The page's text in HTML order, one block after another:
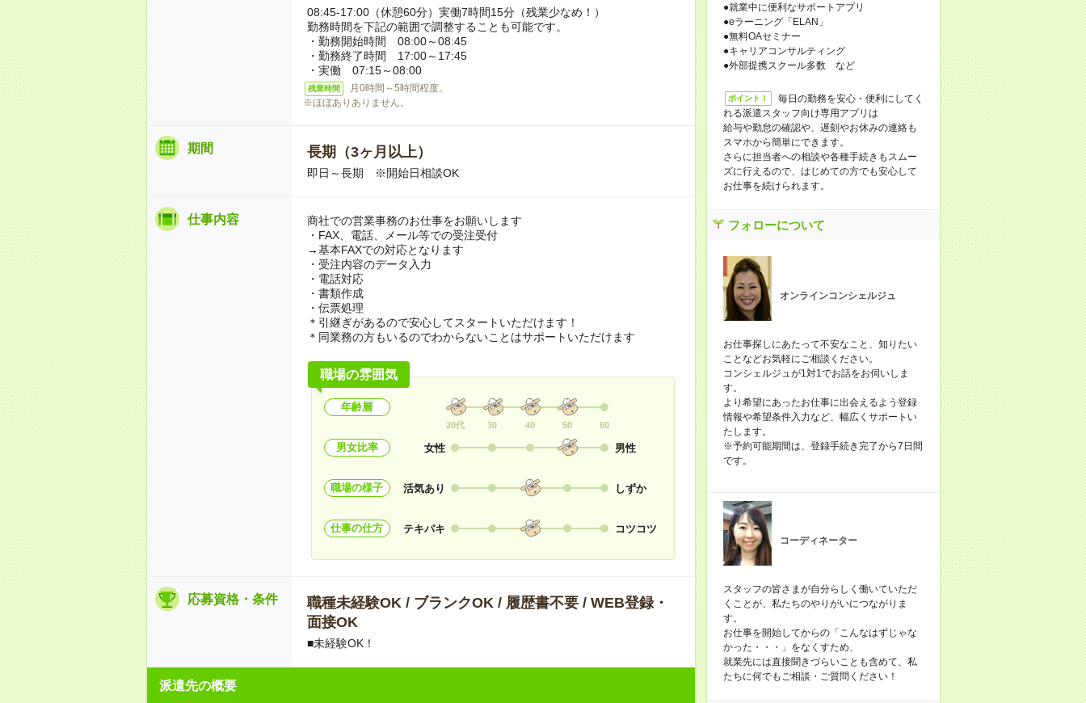
08:45-17:00（休憩60分）実働7時間15分（残業少なめ！）
勤務時間を下記の範囲で調整することも可能です。
・勤務開始時間 08:00～08:45
・勤務終了時間 17:00～17:45
・実働 07:15～08:00
残業時間
月0時間～5時間程度。
※ほぼありありません。
期間 長期（3ヶ月以上）
即日～長期 ※開始日相談OK
仕事内容
商社での営業事務のお仕事をお願いします
・FAX、電話、メール等での受注受付
→基本FAXでの対応となります
・受注内容のデータ入力
・電話対応
・書類作成
・伝票処理
＊引継ぎがあるので安心してスタートいただけます！
＊同業務の方もいるのでわからないことはサポートいただけます
職場の雰囲気
年齢層
20代 30 40 50 60
男女比率 女性 男性
職場の様子 活気あり しずか
仕事の仕方 テキパキ コツコツ
応募資格・条件
職種未経験OK / ブランクOK / 履歴書不要 / WEB登録・
面接OK
■未経験OK！
派遣先の概要
●就業中に便利なサポートアプリ
●eラーニング「ELAN」
●無料OAセミナー
●キャリアコンサルティング
●外部提携スクール多数 など
ポイント！
毎日の勤務を安心・便利にしてく
れる派遣スタッフ向け専用アプリは
給与や勤怠の確認や、遅刻やお休みの連絡も
スマホから簡単にできます。
さらに担当者への相談や各種手続きもスムー
ズに行えるので、はじめての方でも安心して
お仕事を続けられます。
フォローについて
オンラインコンシェルジュ
お仕事探しにあたって不安なこと、知りたい
ことなどお気軽にご相談ください。
コンシェルジュが1対1でお話をお伺いしま
す。
より希望にあったお仕事に出会えるよう登録
情報や希望条件入力など、幅広くサポートい
たします。
※予約可能期間は、登録手続き完了から7日間
です。
コーディネーター
スタッフの皆さまが自分らしく働いていただ
くことが、私たちのやりがいにつながりま
す。
お仕事を開始してからの「こんなはずじゃな
かった・・・」をなくすため、
就業先には直接聞きづらいことも含めて、私
たちに何でもご相談・ご質問ください！